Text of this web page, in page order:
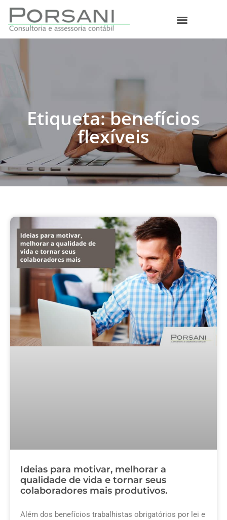
Etiqueta: benefícios
flexíveis
Ideias para motivar, melhorar a
qualidade de vida e tornar seus
colaboradores mais produtivos.
Além dos benefícios trabalhistas obrigatórios por lei e